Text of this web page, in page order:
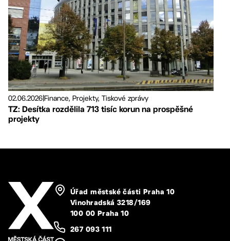
02.06.2026Finance, Projekty, Tiskové zprávy
TZ: Desítka rozdělila 713 tisíc korun na prospěšné
projekty
Úřad městské části Praha 10
Vinohradská 3218/169
100 00 Praha 10
267 093 111